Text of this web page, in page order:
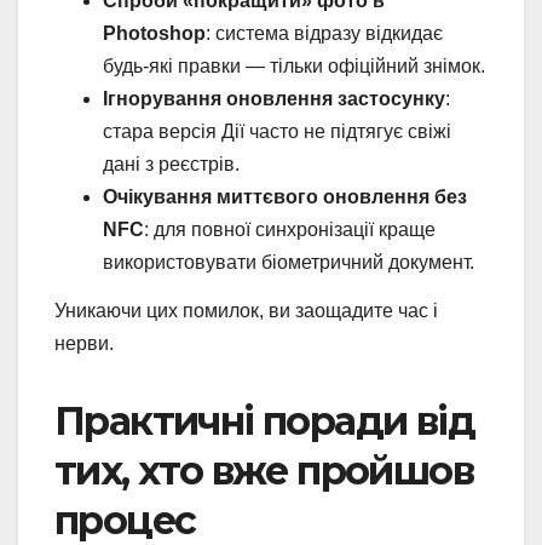
Photoshop: система відразу відкидає
будь-які правки — тільки офіційний знімок.
Ігнорування оновлення застосунку:
стара версія Дії часто не підтягує свіжі
дані з реєстрів.
Очікування миттєвого оновлення без
NFC: для повної синхронізації краще
використовувати біометричний документ.
Уникаючи цих помилок, ви заощадите час і
нерви.
Практичні поради від
тих, хто вже пройшов
процес